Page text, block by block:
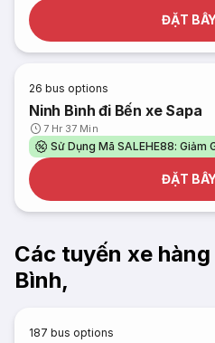
ĐẶT
26 bus options
Ninh Bình đi Bến xe Sapa
7 Hr 37 Min
Sử Dụng Mã SALEHE88: Giảm
ĐẶT
Các tuyến xe
Bình,
187 bus options